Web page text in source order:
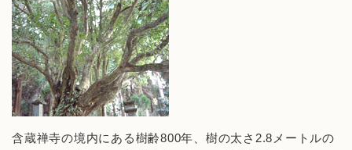
含蔵禅寺の境内にある樹齢800年、樹の太さ2.8メートルの